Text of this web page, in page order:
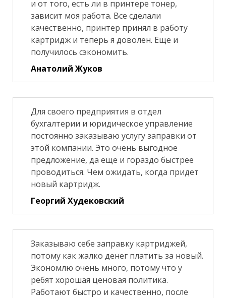
и от того, есть ли в принтере тонер,
зависит моя работа. Все сделали
качественно, принтер принял в работу
картридж и теперь я доволен. Еще и
получилось сэкономить.
Анатолий Жуков
Для своего предприятия в отдел
бухгалтерии и юридическое управление
постоянно заказываю услугу заправки от
этой компании. Это очень выгодное
предложение, да еще и гораздо быстрее
проводиться. Чем ожидать, когда придет
новый картридж.
Георгий Худековский
Заказываю себе заправку картриджей,
потому как жалко денег платить за новый.
Экономлю очень много, потому что у
ребят хорошая ценовая политика.
Работают быстро и качественно, после